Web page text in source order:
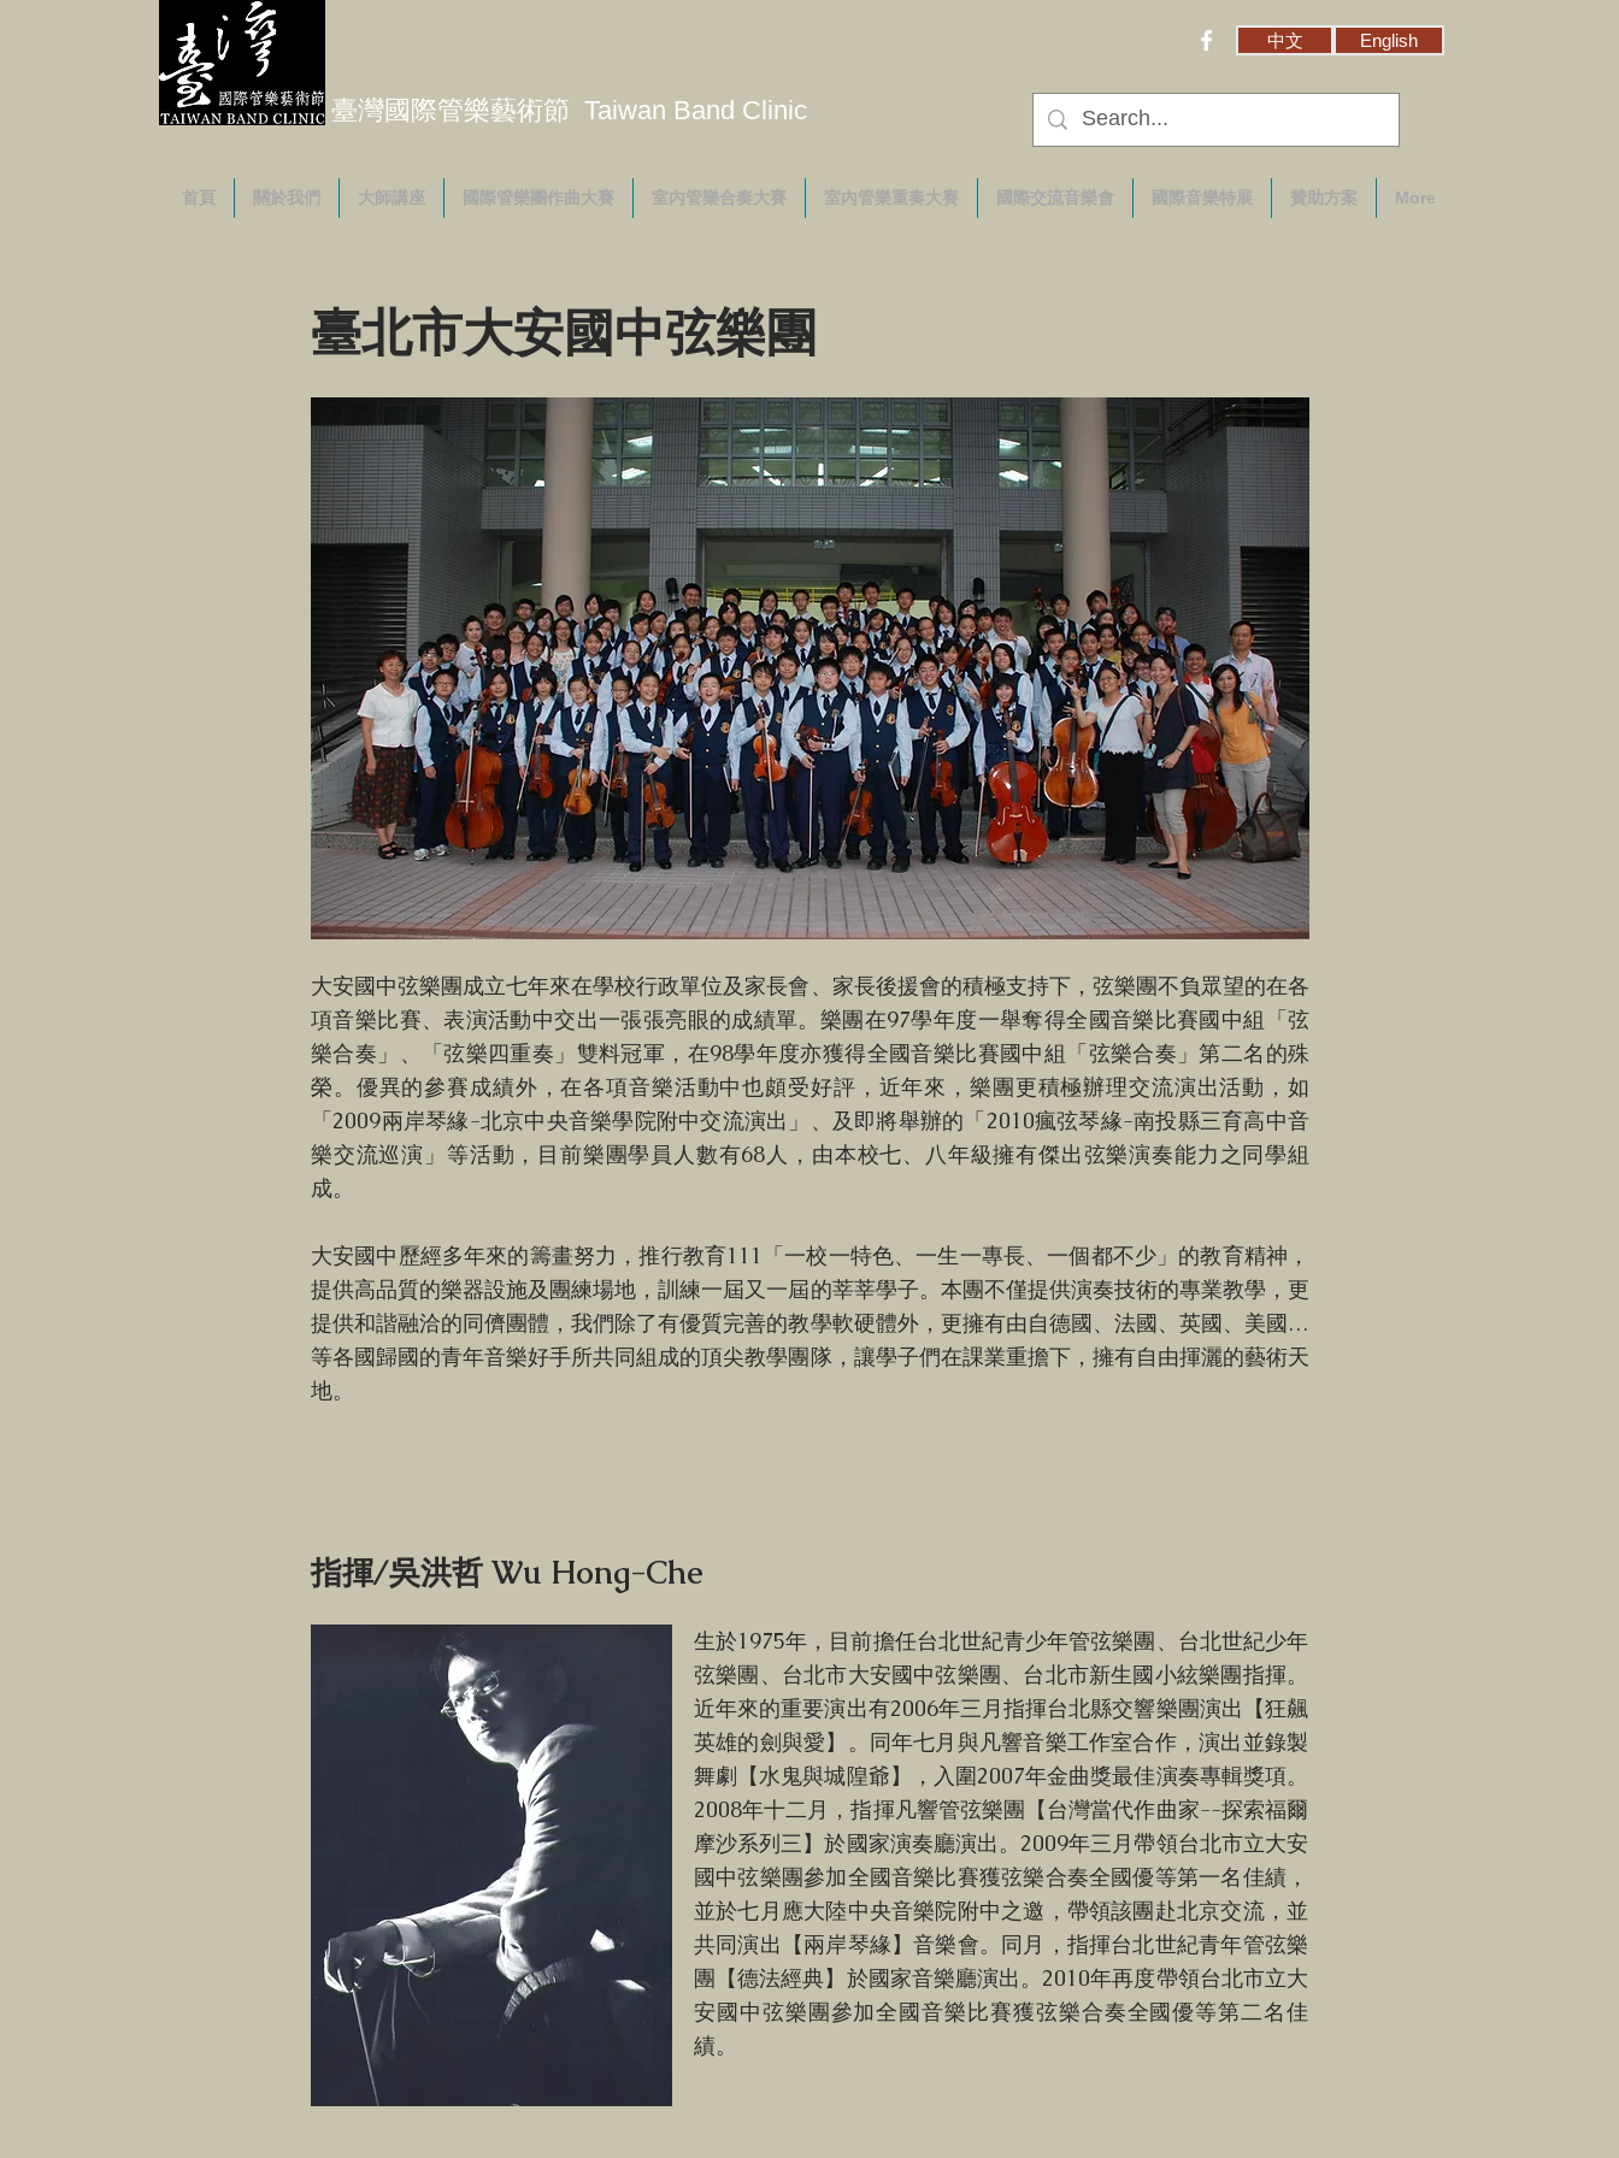
臺灣國際管樂藝術節 Taiwan Band Clinic
中文 English
首頁 關於我們 大師講座 國際管樂團作曲大賽 室內管樂合奏大賽 室內管樂重奏大賽 國際交流音樂會 國際音樂特展 贊助方案 More
臺北市大安國中弦樂團
大安國中弦樂團成立七年來在學校行政單位及家長會、家長後援會的積極支持下，弦樂團不負眾望的在各
項音樂比賽、表演活動中交出一張張亮眼的成績單。樂團在97學年度一舉奪得全國音樂比賽國中組「弦
樂合奏」、「弦樂四重奏」雙料冠軍，在98學年度亦獲得全國音樂比賽國中組「弦樂合奏」第二名的殊
榮。優異的參賽成績外，在各項音樂活動中也頗受好評，近年來，樂團更積極辦理交流演出活動，如
「2009兩岸琴緣-北京中央音樂學院附中交流演出」、及即將舉辦的「2010瘋弦琴緣-南投縣三育高中音
樂交流巡演」等活動，目前樂團學員人數有68人，由本校七、八年級擁有傑出弦樂演奏能力之同學組
成。
大安國中歷經多年來的籌畫努力，推行教育111「一校一特色、一生一專長、一個都不少」的教育精神，
提供高品質的樂器設施及團練場地，訓練一屆又一屆的莘莘學子。本團不僅提供演奏技術的專業教學，更
提供和諧融洽的同儕團體，我們除了有優質完善的教學軟硬體外，更擁有由自德國、法國、英國、美國…
等各國歸國的青年音樂好手所共同組成的頂尖教學團隊，讓學子們在課業重擔下，擁有自由揮灑的藝術天
地。
指揮/吳洪哲 Wu Hong-Che
生於1975年，目前擔任台北世紀青少年管弦樂團、台北世紀少年
弦樂團、台北市大安國中弦樂團、台北市新生國小絃樂團指揮。
近年來的重要演出有2006年三月指揮台北縣交響樂團演出【狂飆
英雄的劍與愛】。同年七月與凡響音樂工作室合作，演出並錄製
舞劇【水鬼與城隍爺】，入圍2007年金曲獎最佳演奏專輯獎項。
2008年十二月，指揮凡響管弦樂團【台灣當代作曲家--探索福爾
摩沙系列三】於國家演奏廳演出。2009年三月帶領台北市立大安
國中弦樂團參加全國音樂比賽獲弦樂合奏全國優等第一名佳績，
並於七月應大陸中央音樂院附中之邀，帶領該團赴北京交流，並
共同演出【兩岸琴緣】音樂會。同月，指揮台北世紀青年管弦樂
團【德法經典】於國家音樂廳演出。2010年再度帶領台北市立大
安國中弦樂團參加全國音樂比賽獲弦樂合奏全國優等第二名佳
績。